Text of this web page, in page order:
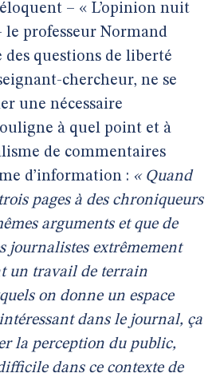
– « L’opinion nuit
le professeur Normand
des questions de liberté
chercheur, ne se
une nécessaire
à quel point et à
de commentaires
d’information : « Quand
pages à des chroniqueurs
arguments et que de
journalistes extrêmement
un travail de terrain
on donne un espace
dans le journal, ça
la perception du public,
dans ce contexte de